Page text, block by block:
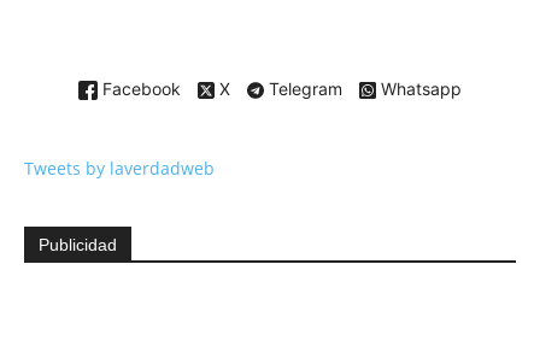
Facebook X Telegram Whatsapp
Tweets by laverdadweb
Publicidad